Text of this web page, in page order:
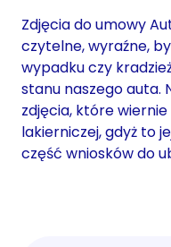
Zdjęcia do umowy
czytelne, wyraźne,
wypadku czy
stanu naszego auta.
zdjęcia, które
lakierniczej, gdyż to
część wniosków do